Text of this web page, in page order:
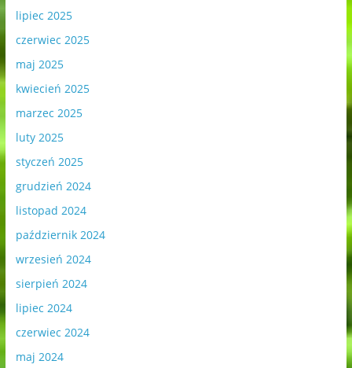
lipiec 2025
czerwiec 2025
maj 2025
kwiecień 2025
marzec 2025
luty 2025
styczeń 2025
grudzień 2024
listopad 2024
październik 2024
wrzesień 2024
sierpień 2024
lipiec 2024
czerwiec 2024
maj 2024